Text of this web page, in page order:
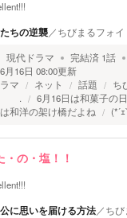
ちの逆襲／ちびまるフォイ
現代ドラマ 完結済 1話
月16日 08:00更新
マ
ネット 話題
ち
6月16日は和菓子の日
和洋の架け橋だよね
(*´
・の・塩！！
に思いを届ける方法／ちび